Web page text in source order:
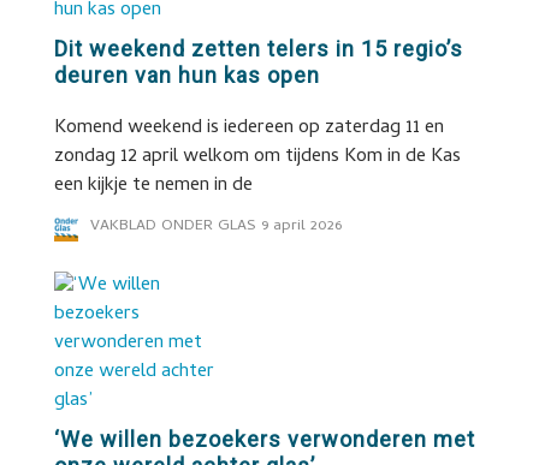
Dit weekend zetten telers in 15 regio’s
deuren van hun kas open
Komend weekend is iedereen op zaterdag 11 en
zondag 12 april welkom om tijdens Kom in de Kas
een kijkje te nemen in de
VAKBLAD ONDER GLAS 9 april 2026
‘We willen bezoekers verwonderen met